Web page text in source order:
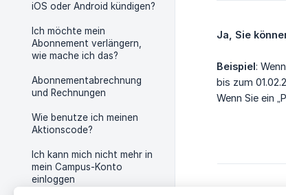
iOS oder Android kündigen?
Ich möchte mein
Abonnement verlängern,
wie mache ich das?
Abonnementabrechnung
und Rechnungen
Wie benutze ich meinen
Aktionscode?
Ich kann mich nicht mehr in
mein Campus-Konto
einloggen
Ja, Sie
Beispiel:
bis zum
Wenn Sie ein